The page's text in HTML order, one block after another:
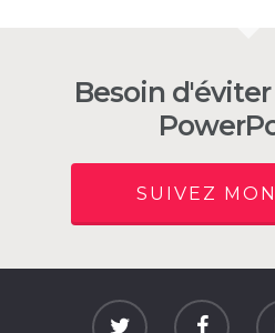
Besoin
SUIVEZ